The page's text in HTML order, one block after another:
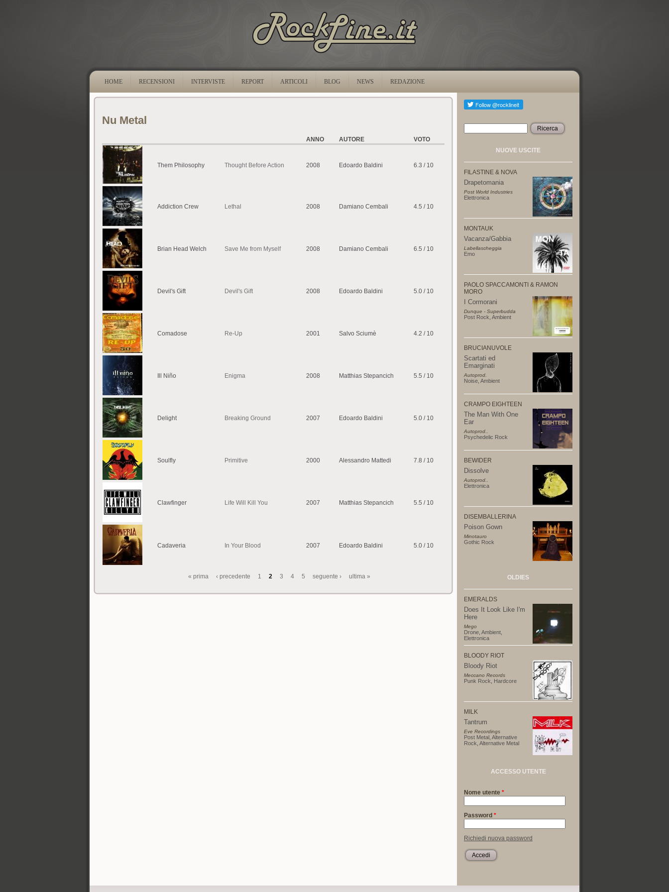
HOME RECENSIONI INTERVISTE REPORT ARTICOLI BLOG NEWS REDAZIONE
Nu Metal
ANNO AUTORE VOTO
Them Philosophy Thought Before Action 2008 Edoardo Baldini 6.3 / 10
Addiction Crew Lethal 2008 Damiano Cembali 4.5 / 10
Brian Head Welch Save Me from Myself 2008 Damiano Cembali 6.5 / 10
Devil's Gift Devil's Gift 2008 Edoardo Baldini 5.0 / 10
Comadose Re-Up 2001 Salvo Sciumè 4.2 / 10
Ill Niño Enigma 2008 Matthias Stepancich 5.5 / 10
Delight Breaking Ground 2007 Edoardo Baldini 5.0 / 10
Soulfly Primitive 2000 Alessandro Mattedi 7.8 / 10
Clawfinger Life Will Kill You 2007 Matthias Stepancich 5.5 / 10
Cadaveria In Your Blood 2007 Edoardo Baldini 5.0 / 10
« prima ‹ precedente 1 2 3 4 5 seguente › ultima »
Form di ricerca
Ricerca
NUOVE USCITE
FILASTINE & NOVA
Drapetomania
Post World Industries
Elettronica
MONTAUK
Vacanza/Gabbia
Labellascheggia
Emo
PAOLO SPACCAMONTI & RAMON
MORO
I Cormorani
Dunque - Superbudda
Post Rock Ambient
BRUCIANUVOLE
Scartati ed
Emarginati
Autoprod.
Noise Ambient
CRAMPO EIGHTEEN
The Man With One
Ear
Autoprod..
Psychedelic Rock
BEWIDER
Dissolve
Autoprod..
Elettronica
DISEMBALLERINA
Poison Gown
Minotauro
Gothic Rock
OLDIES
EMERALDS
Does It Look Like I'm
Here
Mego
Drone Ambient
Elettronica
BLOODY RIOT
Bloody Riot
Meccano Records
Punk Rock Hardcore
MILK
Tantrum
Eve Recordings
Post Metal Alternative
Rock Alternative Metal
ACCESSO UTENTE
Nome utente *
Password *
Richiedi nuova password